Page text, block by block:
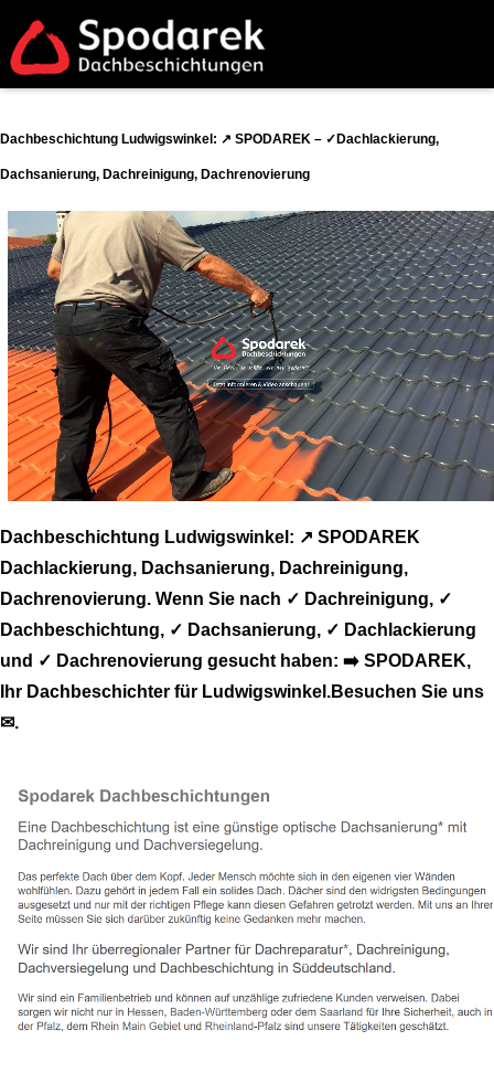
Dachbeschichtung Ludwigswinkel: ↗️ SPODAREK – ✓Dachlackierung,
Dachsanierung, Dachreinigung, Dachrenovierung
Dachbeschichtung Ludwigswinkel: ↗️ SPODAREK
Dachlackierung, Dachsanierung, Dachreinigung,
Dachrenovierung. Wenn Sie nach ✓ Dachreinigung, ✓
Dachbeschichtung, ✓ Dachsanierung, ✓ Dachlackierung
und ✓ Dachrenovierung gesucht haben: ➡️ SPODAREK,
Ihr Dachbeschichter für Ludwigswinkel.Besuchen Sie uns
✉.